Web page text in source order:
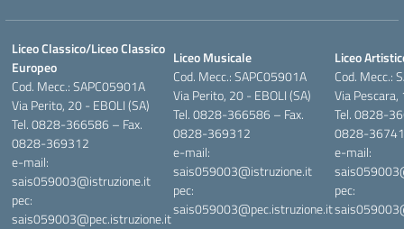
Liceo Classico/Liceo Classico
Europeo
Cod. Mecc.: SAPC05901A
Via Perito, 20 - EBOLI (SA)
Tel. 0828-366586 – Fax.
0828-369312
e-mail:
sais059003@istruzione.it
pec:
sais059003@pec.istruzione.it
Liceo Musicale
Cod. Mecc.: SAPC05901A
Via Perito, 20 - EBOLI (SA)
Tel. 0828-366586 – Fax.
0828-369312
e-mail:
sais059003@istruzione.it
pec:
sais059003@pec.istruzione.it
Liceo
Cod. Mecc.:
Via
Tel. 0828-
0828-
e-mail:
pec: